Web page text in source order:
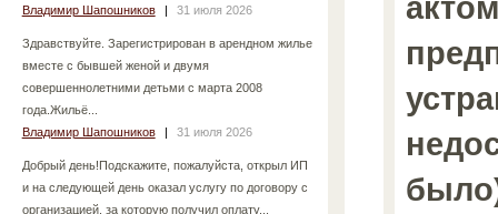
Владимир Шапошников
| 31 июля 2026
Здравствуйте. Зарегистрирован в арендном жилье
вместе с бывшей женой и двумя
совершеннолетними детьми с марта 2008
года.Жильё...
Владимир Шапошников
| 31 июля 2026
Добрый день!Подскажите, пожалуйста, открыл ИП
и на следующей день оказал услугу по договору с
организацией, за которую получил оплату...